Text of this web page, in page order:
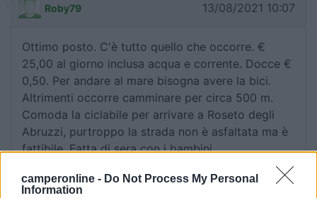
camperonline - Do Not Process My Personal
Information
Roby79 13/08/2021 10:07
Ottimo posto. C'è tutto quello che occorre. €
25,00 al giorno inclusa acqua e corrente. Docce €
0,50. Per andare al mare bisogna avere la bici.
Altrimenti occorre camminare per circa 500 m.
Comoda la ciclabile per arrivare a Roseto degli
Abruzzi, purtroppo la strada non è asfaltata ma è
fattibile. Fatta di sera con i bambini.
Accessibilità Posizione Prezzo Servizi